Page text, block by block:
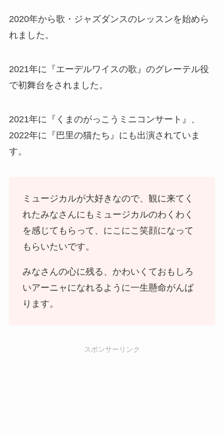
2020年から歌・ジャズダンスのレッスンを始めら
れました。
2021年に『エーデルワイスの歌』のグレーテル役
で初舞台をされました。
2021年に『くまのがっこうミニコンサート』、
2022年に『巴里の猫たち』にも出演されていま
す。
ミュージカルが大好きなので、観に来てく
れたみなさんにもミュージカルのわくわく
を感じてもらって、にこにこ笑顔になって
もらいたいです。
みなさんの心に残る、かわいくておもしろ
いアーニャになれるように一生懸命がんば
ります。
スポンサーリンク